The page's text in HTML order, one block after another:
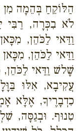
הַלּוֹקֵחַ בְּהֵמָה מִן
לֹא בִכְּרָה, רַבִּי
וַדַּאי לַכֹּהֵן,
וַדַּאי לַכֹּהֵן,
שָׁלשׁ וַדַּאי
עֲקִיבָא, אִלּוּ
כִדְבָרֶיךָ, אֶלָּא
טִנוּף. וּבְגַסָּה,